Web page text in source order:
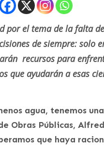
por el tema de la falta
de siempre: solo
recursos para
que ayudarán a esas
agua, tenemos
Obras Públicas,
que haya